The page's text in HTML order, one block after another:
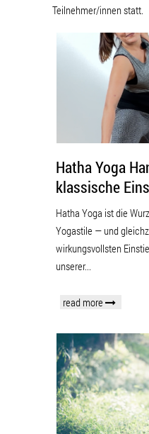
Teilnehmer/innen statt.
Hatha Yoga
klassische
Hatha Yoga ist die
Yogastile — und
wirkungsvollsten
unserer...
read more